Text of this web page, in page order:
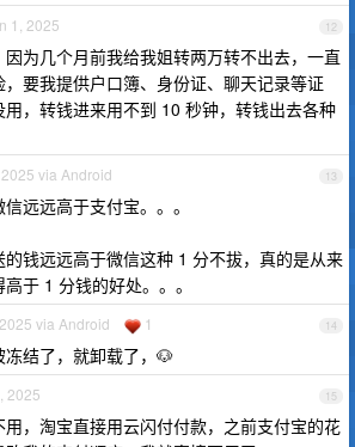
12
1, 2025
为几个月前我给我姐转两万转不出去，一直
要我提供户口簿、身份证、聊天记录等证
用，转钱进来用不到 10 秒钟，转钱出去各种
13
via Android
远远高于支付宝。。。
钱远远高于微信这种 1 分不拔，真的是从来
于 1 分钱的好处。。。
14
via Android 1
结了，就卸载了，🐶
15
2025
，淘宝直接用云闪付付款，之前支付宝的花